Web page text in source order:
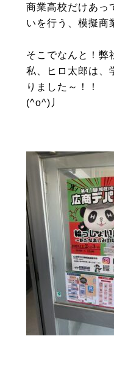
商業高校だけあっ
いを行う、模擬商
そこでなんと！弊
私、ヒロ太郎は、
りました～！！
(^o^)丿